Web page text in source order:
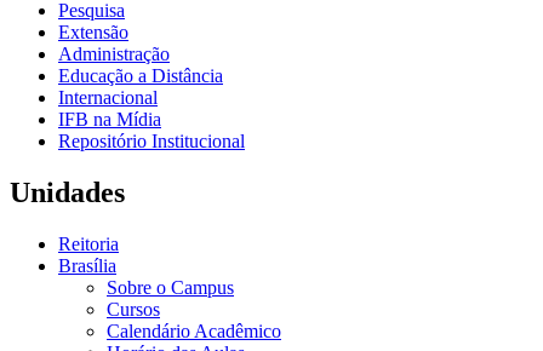
Pesquisa
Extensão
Administração
Educação a Distância
Internacional
IFB na Mídia
Repositório Institucional
Unidades
Reitoria
Brasília
Sobre o Campus
Cursos
Calendário Acadêmico